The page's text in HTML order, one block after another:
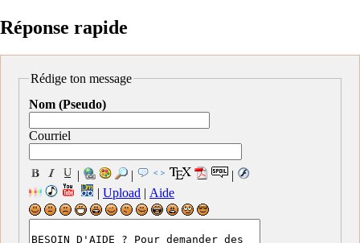
Réponse rapide
Rédige ton message
Nom (Pseudo)
Courriel
| |
|
| Upload | Aide